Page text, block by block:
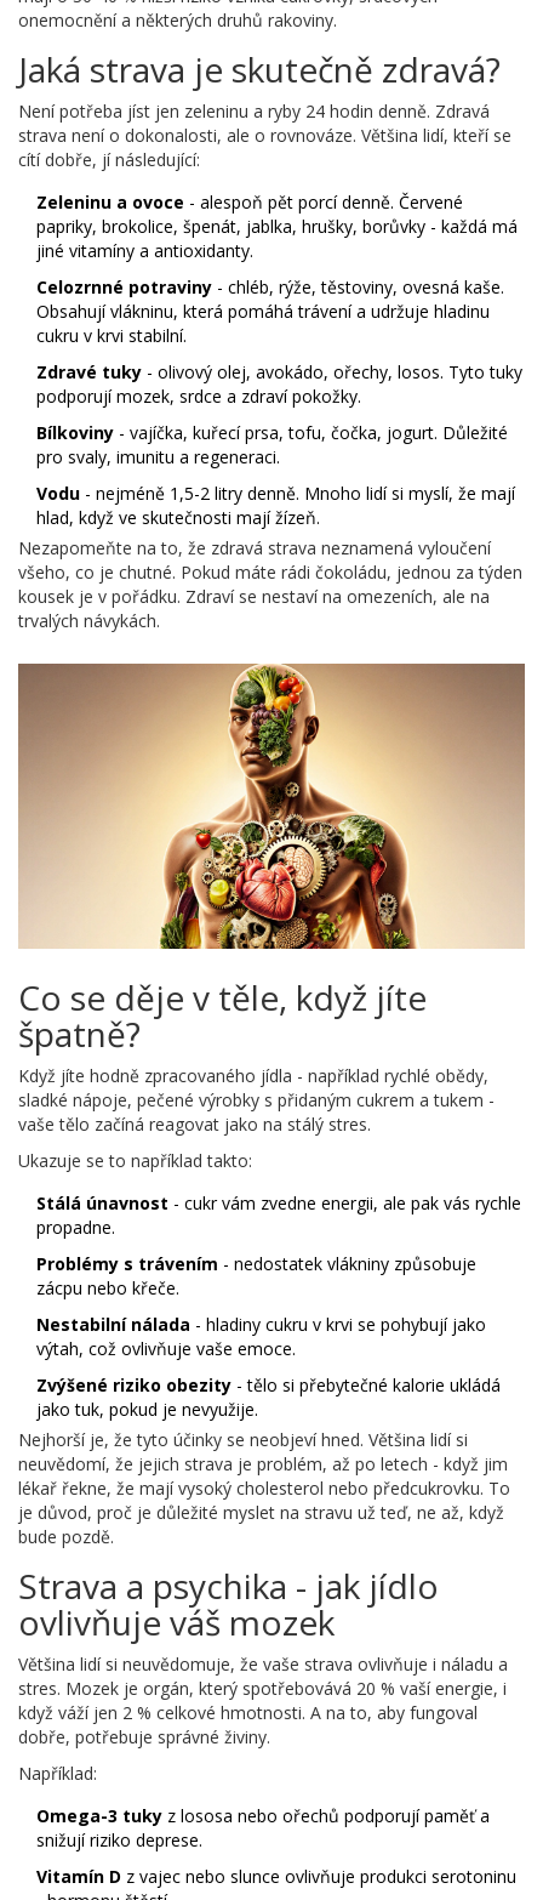
onemocnění a některých druhů rakoviny.
Jaká strava je skutečně zdravá?
Není potřeba jíst jen zeleninu a ryby 24 hodin denně. Zdravá
strava není o dokonalosti, ale o rovnováze. Většina lidí, kteří se
cítí dobře, jí následující:
Zeleninu a ovoce - alespoň pět porcí denně. Červené
papriky, brokolice, špenát, jablka, hrušky, borůvky - každá má
jiné vitamíny a antioxidanty.
Celozrnné potraviny - chléb, rýže, těstoviny, ovesná kaše.
Obsahují vlákninu, která pomáhá trávení a udržuje hladinu
cukru v krvi stabilní.
Zdravé tuky - olivový olej, avokádo, ořechy, losos. Tyto tuky
podporují mozek, srdce a zdraví pokožky.
Bílkoviny - vajíčka, kuřecí prsa, tofu, čočka, jogurt. Důležité
pro svaly, imunitu a regeneraci.
Vodu - nejméně 1,5-2 litry denně. Mnoho lidí si myslí, že mají
hlad, když ve skutečnosti mají žízeň.
Nezapomeňte na to, že zdravá strava neznamená vyloučení
všeho, co je chutné. Pokud máte rádi čokoládu, jednou za týden
kousek je v pořádku. Zdraví se nestaví na omezeních, ale na
trvalých návykách.
Co se děje v těle, když jíte
špatně?
Když jíte hodně zpracovaného jídla - například rychlé obědy,
sladké nápoje, pečené výrobky s přidaným cukrem a tukem -
vaše tělo začíná reagovat jako na stálý stres.
Ukazuje se to například takto:
Stálá únavnost - cukr vám zvedne energii, ale pak vás rychle
propadne.
Problémy s trávením - nedostatek vlákniny způsobuje
zácpu nebo křeče.
Nestabilní nálada - hladiny cukru v krvi se pohybují jako
výtah, což ovlivňuje vaše emoce.
Zvýšené riziko obezity - tělo si přebytečné kalorie ukládá
jako tuk, pokud je nevyužije.
Nejhorší je, že tyto účinky se neobjeví hned. Většina lidí si
neuvědomí, že jejich strava je problém, až po letech - když jim
lékař řekne, že mají vysoký cholesterol nebo předcukrovku. To
je důvod, proč je důležité myslet na stravu už teď, ne až, když
bude pozdě.
Strava a psychika - jak jídlo
ovlivňuje váš mozek
Většina lidí si neuvědomuje, že vaše strava ovlivňuje i náladu a
stres. Mozek je orgán, který spotřebovává 20 % vaší energie, i
když váží jen 2 % celkové hmotnosti. A na to, aby fungoval
dobře, potřebuje správné živiny.
Například:
Omega-3 tuky z lososa nebo ořechů podporují paměť a
snižují riziko deprese.
Vitamín D z vajec nebo slunce ovlivňuje produkci serotoninu